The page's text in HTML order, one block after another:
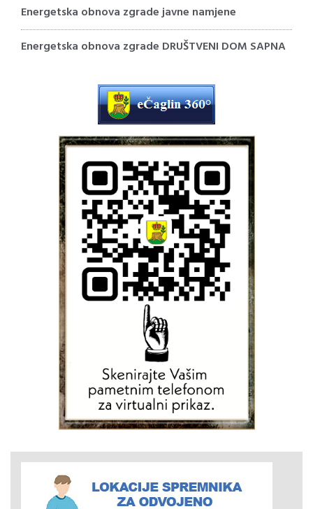
Energetska obnova zgrade javne namjene
Energetska obnova zgrade DRUŠTVENI DOM SAPNA